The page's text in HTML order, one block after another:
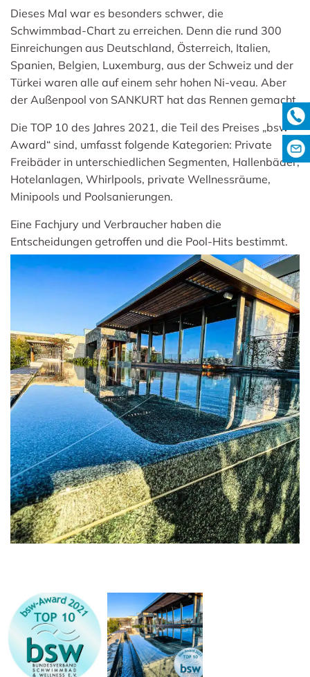
Dieses Mal war es besonders schwer, die
Schwimmbad-Chart zu erreichen. Denn die rund 300
Einreichungen aus Deutschland, Österreich, Italien,
Spanien, Belgien, Luxemburg, aus der Schweiz und der
Türkei waren alle auf einem sehr hohen Ni-veau. Aber
der Außenpool von SANKURT hat das Rennen gemacht.
Die TOP 10 des Jahres 2021, die Teil des Preises „bsw-
Award“ sind, umfasst folgende Kategorien: Private
Freibäder in unterschiedlichen Segmenten, Hallenbäder,
Hotelanlagen, Whirlpools, private Wellnessräume,
Minipools und Poolsanierungen.
Eine Fachjury und Verbraucher haben die
Entscheidungen getroffen und die Pool-Hits bestimmt.